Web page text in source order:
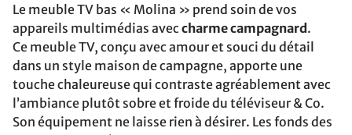
Le meuble TV bas « Molina » prend soin de vos
appareils multimédias aveccharme campagnard .
Ce meuble TV, conçu avec amour et souci du détail
dans un style maison de campagne, apporte une
touche chaleureuse qui contraste agréablement avec
l’ambiance plutôt sobre et froide du téléviseur & Co.
Son équipement ne laisse rien à désirer. Les fonds des